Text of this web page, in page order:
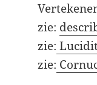
zie:
zie:
zie: